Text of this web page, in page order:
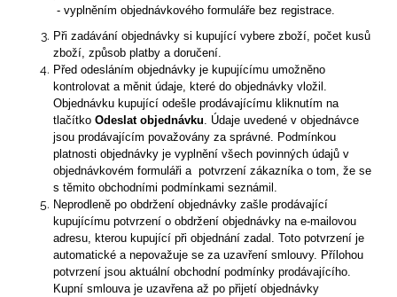
- vyplněním objednávkového formuláře bez registrace.
Při zadávání objednávky si kupující vybere zboží, počet kusů
zboží, způsob platby a doručení.
Před odesláním objednávky je kupujícímu umožněno
kontrolovat a měnit údaje, které do objednávky vložil.
Objednávku kupující odešle prodávajícímu kliknutím na
tlačítko Odeslat objednávku . Údaje uvedené v objednávce
jsou prodávajícím považovány za správné. Podmínkou
platnosti objednávky je vyplnění všech povinných údajů v
objednávkovém formuláři a potvrzení zákazníka o tom, že se
s těmito obchodními podmínkami seznámil.
Neprodleně po obdržení objednávky zašle prodávající
kupujícímu potvrzení o obdržení objednávky na e-mailovou
adresu, kterou kupující při objednání zadal. Toto potvrzení je
automatické a nepovažuje se za uzavření smlouvy. Přílohou
potvrzení jsou aktuální obchodní podmínky prodávajícího.
Kupní smlouva je uzavřena až po přijetí objednávky